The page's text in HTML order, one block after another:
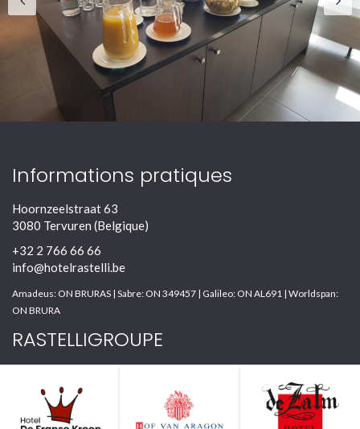
Informations pratiques
Hoornzeelstraat 63
3080 Tervuren (Belgique)
+32 2 766 66 66
info@hotelrastelli.be
Amadeus: ON BRURAS | Sabre: ON 349457 | Galileo: ON AL691 | Worldspan:
ON BRURA
RASTELLIGROUPE